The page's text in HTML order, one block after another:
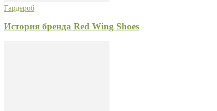
Гардероб
История бренда Red Wing Shoes